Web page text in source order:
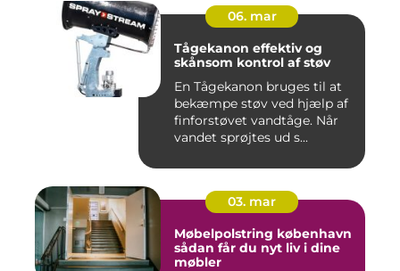
06. mar
Tågekanon effektiv og
skånsom kontrol af støv
En Tågekanon bruges til at
bekæmpe støv ved hjælp af
finforstøvet vandtåge. Når
vandet sprøjtes ud s...
03. mar
Møbelpolstring københavn
sådan får du nyt liv i dine
møbler